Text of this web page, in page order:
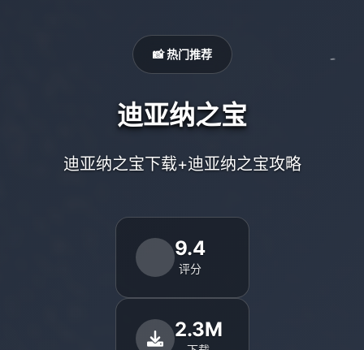
📸 热门推荐
迪亚纳之宝
迪亚纳之宝下载+迪亚纳之宝攻略
9.4
评分
2.3M